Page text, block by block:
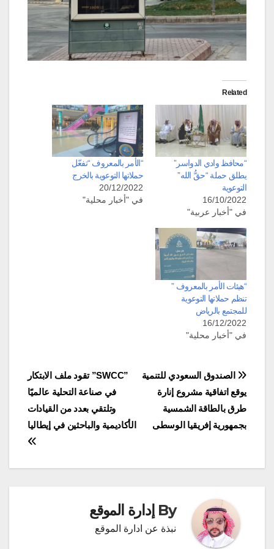
Related
“محافظ وادي الدواسر”
يطلق حملة “حقُّ الله”
التوعوية
16/10/2022
في "أخبار عربية"
“الأمر بالمعروف “تفعّل
حملاتها التوعوية بالخرج
20/12/2022
في "أخبار محلية"
“هيئات الأمر بالمعروف ”
تنظم حملاتها التوعوية
للمجتمع بالرياض
16/12/2022
في "أخبار محلية"
تصفّح
المقالات
‏”SWCC” تقود ملف الابتكار
في صناعة التحلية عالميًا
وتلتقي بعدد من القيادات
الأكاديمية والباحثين في إيطاليا
الصندوق السعودي للتنمية
يوقع اتفاقية مشروع إنارة
طرق بالطاقة الشمسية
بجمهورية إفريقيا الوسطى
By إدارة الموقع
نبذة عن ادارة الموقع